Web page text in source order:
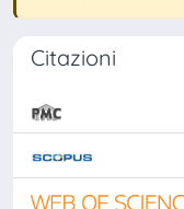
Citazioni